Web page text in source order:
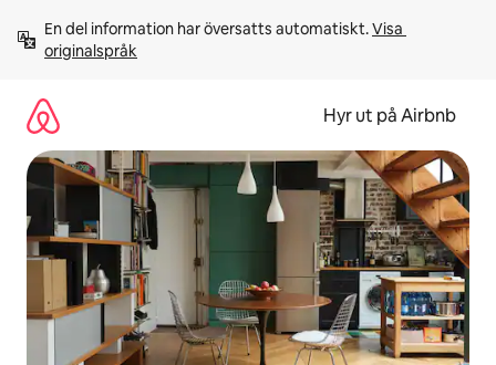
innehåll
En del information har översatts automatiskt. Visa
originalspråk
Hyr ut på Airbnb